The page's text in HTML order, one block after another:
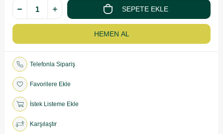
Telefonla Sipariş
Favorilere Ekle
İstek Listeme Ekle
Karşılaştır